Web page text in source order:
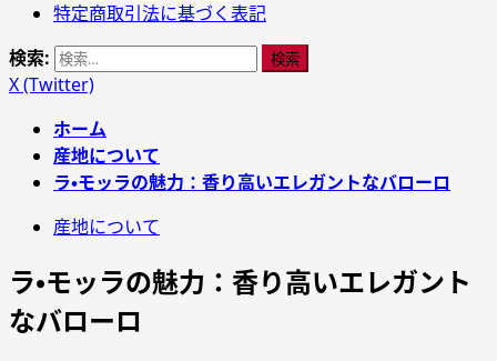
特定商取引法に基づく表記
検索:
X (Twitter)
ホーム
産地について
ラ・モッラの魅力：香り高いエレガントなバローロ
産地について
ラ・モッラの魅力：香り高いエレガント
なバローロ